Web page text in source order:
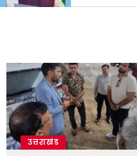
उत्तराखंड